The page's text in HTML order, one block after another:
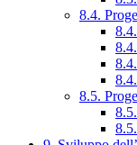
8.4.
8.5.